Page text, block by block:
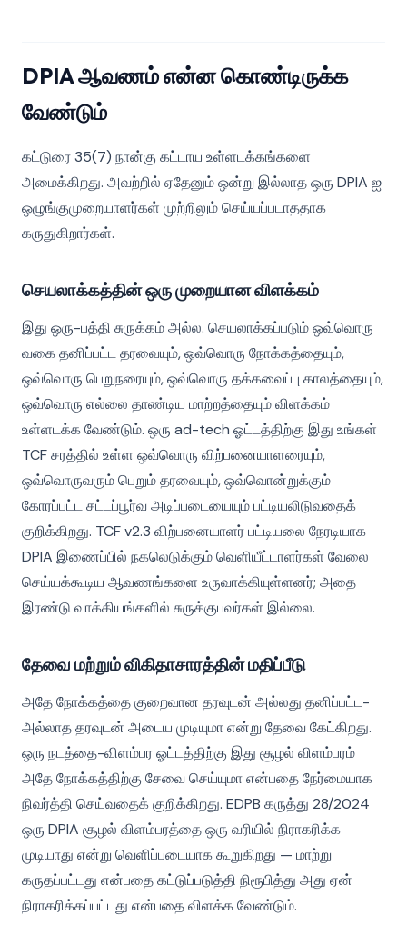
DPIA ஆவணம் என்ன கொண்டிருக்க
வேண்டும்
கட்டுரை 35(7) நான்கு கட்டாய உள்ளடக்கங்களை
அமைக்கிறது. அவற்றில் ஏதேனும் ஒன்று இல்லாத ஒரு DPIA ஐ
ஒழுங்குமுறையாளர்கள் முற்றிலும் செய்யப்படாததாக
கருதுகிறார்கள்.
செயலாக்கத்தின் ஒரு முறையான விளக்கம்
இது ஒரு-பத்தி சுருக்கம் அல்ல. செயலாக்கப்படும் ஒவ்வொரு
வகை தனிப்பட்ட தரவையும், ஒவ்வொரு நோக்கத்தையும்,
ஒவ்வொரு பெறுநரையும், ஒவ்வொரு தக்கவைப்பு காலத்தையும்,
ஒவ்வொரு எல்லை தாண்டிய மாற்றத்தையும் விளக்கம்
உள்ளடக்க வேண்டும். ஒரு ad-tech ஓட்டத்திற்கு இது உங்கள்
TCF சரத்தில் உள்ள ஒவ்வொரு விற்பனையாளரையும்,
ஒவ்வொருவரும் பெறும் தரவையும், ஒவ்வொன்றுக்கும்
கோரப்பட்ட சட்டப்பூர்வ அடிப்படையையும் பட்டியலிடுவதைக்
குறிக்கிறது. TCF v2.3 விற்பனையாளர் பட்டியலை நேரடியாக
DPIA இணைப்பில் நகலெடுக்கும் வெளியீட்டாளர்கள் வேலை
செய்யக்கூடிய ஆவணங்களை உருவாக்கியுள்ளனர்; அதை
இரண்டு வாக்கியங்களில் சுருக்குபவர்கள் இல்லை.
தேவை மற்றும் விகிதாசாரத்தின் மதிப்பீடு
அதே நோக்கத்தை குறைவான தரவுடன் அல்லது தனிப்பட்ட-
அல்லாத தரவுடன் அடைய முடியுமா என்று தேவை கேட்கிறது.
ஒரு நடத்தை-விளம்பர ஓட்டத்திற்கு இது சூழல் விளம்பரம்
அதே நோக்கத்திற்கு சேவை செய்யுமா என்பதை நேர்மையாக
நிவர்த்தி செய்வதைக் குறிக்கிறது. EDPB கருத்து 28/2024
ஒரு DPIA சூழல் விளம்பரத்தை ஒரு வரியில் நிராகரிக்க
முடியாது என்று வெளிப்படையாக கூறுகிறது — மாற்று
கருதப்பட்டது என்பதை கட்டுப்படுத்தி நிரூபித்து அது ஏன்
நிராகரிக்கப்பட்டது என்பதை விளக்க வேண்டும்.